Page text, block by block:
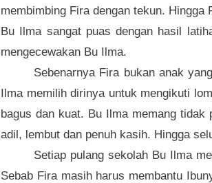
membimbing Fira dengan tekun.
Bu Ilma sangat puas dengan hasil
mengecewakan Bu Ilma.
Sebenarnya Fira bukan anak
Ilma memilih dirinya untuk mengikuti
bagus dan kuat. Bu Ilma memang tidak
adil, lembut dan penuh kasih. Hingga
Setiap pulang sekolah Bu Ilma
Sebab Fira masih harus membantu